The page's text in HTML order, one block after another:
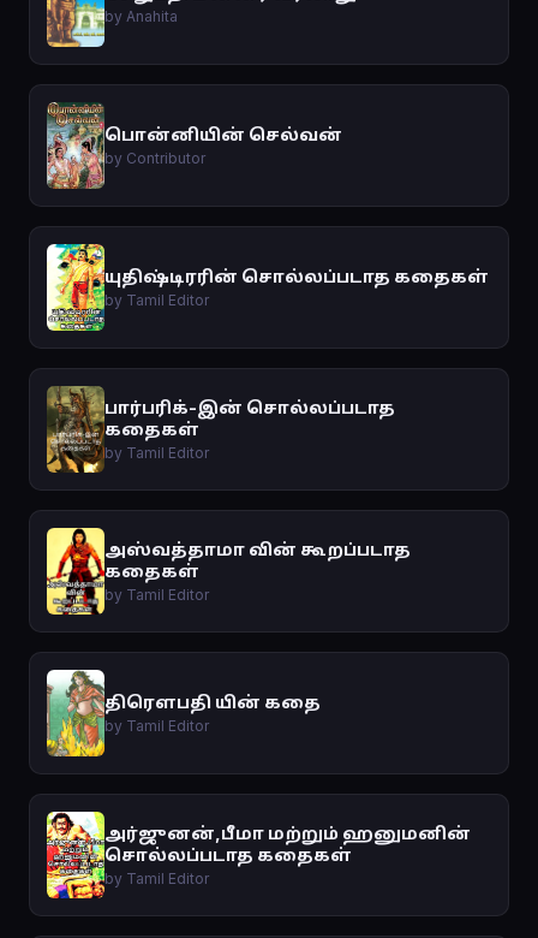
by Anahita
பொன்னியின் செல்வன்
by Contributor
யுதிஷ்டிரரின் சொல்லப்படாத கதைகள்
by Tamil Editor
பார்பரிக்-இன் சொல்லப்படாத
கதைகள்
by Tamil Editor
அஸ்வத்தாமா வின் கூறப்படாத
கதைகள்
by Tamil Editor
திரௌபதி யின் கதை
by Tamil Editor
அர்ஜுனன்,பீமா மற்றும் ஹனுமனின்
சொல்லப்படாத கதைகள்
by Tamil Editor